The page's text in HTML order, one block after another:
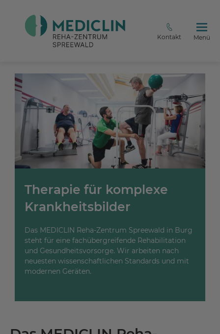
Kontakt Menü
Therapie für komplexe
Krankheitsbilder
Das MEDICLIN Reha-Zentrum Spreewald in Burg
steht für eine fachübergreifende Rehabilitation
und Gesundheitsvorsorge. Wir arbeiten nach
neuesten wissenschaftlichen Standards und mit
modernen Geräten.